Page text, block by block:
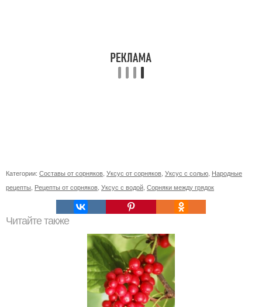
Категории: Составы от сорняков Уксус от сорняков Уксус с солью Народные
рецепты Рецепты от сорняков Уксус с водой Сорняки между грядок
Читайте также